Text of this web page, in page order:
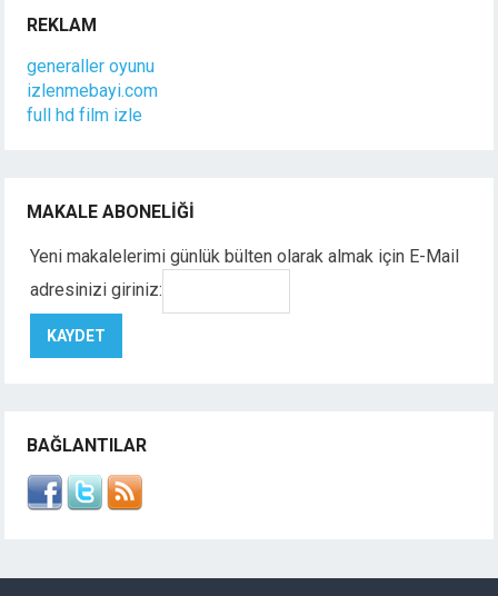
REKLAM
generaller oyunu
izlenmebayi.com
full hd film izle
MAKALE ABONELIĞI
Yeni makalelerimi günlük bülten olarak almak için E-Mail
adresinizi giriniz:
BAĞLANTILAR